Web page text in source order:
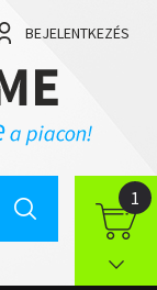
BEJELENTKEZÉS
1